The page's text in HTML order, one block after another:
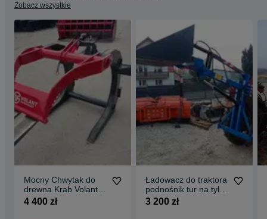
Zobacz wszystkie
Mocny Chwytak do
drewna Krab Volant
rozne mocowania
4 400 zł
Ładowacz do traktora
podnośnik tur na tył
hydrauliczny łycha do
3 200 zł